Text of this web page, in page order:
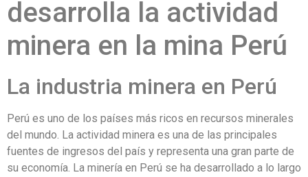
desarrolla la actividad
minera en la mina Perú
La industria minera en Perú
Perú es uno de los países más ricos en recursos minerales
del mundo. La actividad minera es una de las principales
fuentes de ingresos del país y representa una gran parte de
su economía. La minería en Perú se ha desarrollado a lo largo